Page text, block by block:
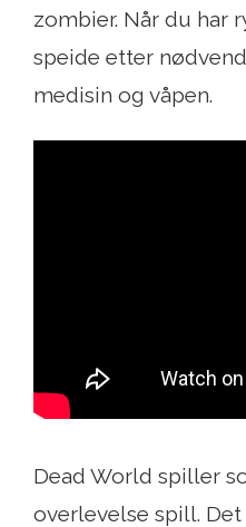
zombier. Når du har
speide etter
medisin og våpen.
Dead World spiller
overlevelse spill. Det